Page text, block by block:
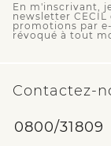
En m'inscrivant,
newsletter
promotions par
révoqué à tout
Contactez-
0800/31809